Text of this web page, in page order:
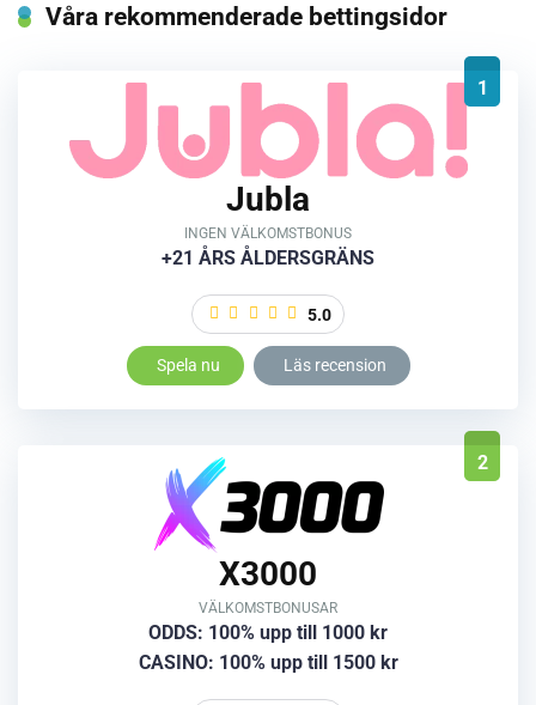
Våra rekommenderade bettingsidor
1
Jubla
INGEN VÄLKOMSTBONUS
+21 ÅRS ÅLDERSGRÄNS
5.0
Spela nu Läs recension
2
X3000
VÄLKOMSTBONUSAR
ODDS: 100% upp till 1000 kr
CASINO: 100% upp till 1500 kr